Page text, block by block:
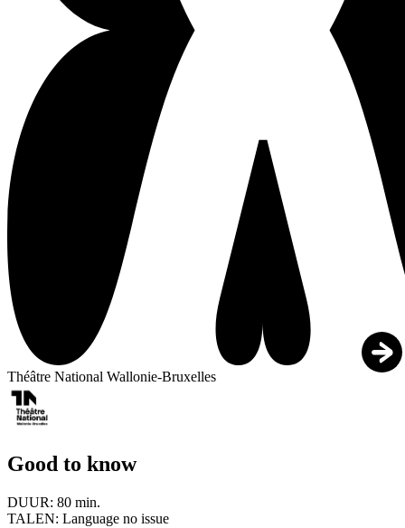
Théâtre National Wallonie-Bruxelles
Good to know
DUUR: 80 min.
TALEN: Language no issue